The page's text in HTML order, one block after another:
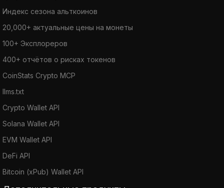
Индекс сезона альткоинов
20,000+ актуальные цены на монеты
100+ Эксплореров
400+ отчётов о рисках токенов
CoinStats Crypto MCP
llms.txt
Crypto Wallet API
Solana Wallet API
EVM Wallet API
DeFi API
Bitcoin (xPub) Wallet API